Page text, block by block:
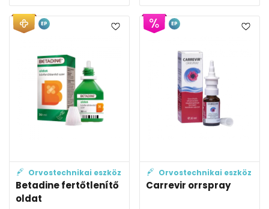
Orvostechnikai eszköz
Betadine fertőtlenítő
oldat
EP
Orvostechnikai eszköz
Carrevir orrspray
EP